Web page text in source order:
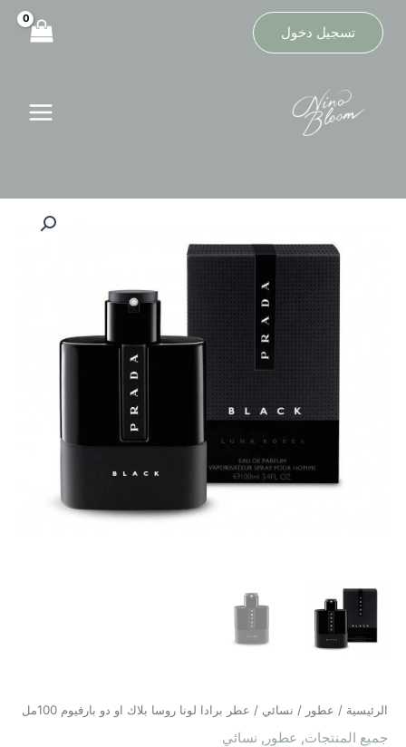
تخطي
المحتوى
تسجيل دخول
الرئيسية / عطور / نسائي / عطر برادا لونا روسا بلاك او دو بارفيوم 100مل
جميع المنتجات, عطور , نسائي
كمية